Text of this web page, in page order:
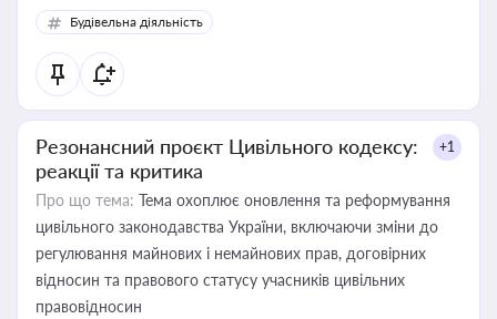
Будівельна діяльність
Резонансний проєкт Цивільного кодексу:
реакції та критика
+1
Про що тема: Тема охоплює оновлення та реформування
цивільного законодавства України, включаючи зміни до
регулювання майнових і немайнових прав, договірних
відносин та правового статусу учасників цивільних
правовідносин